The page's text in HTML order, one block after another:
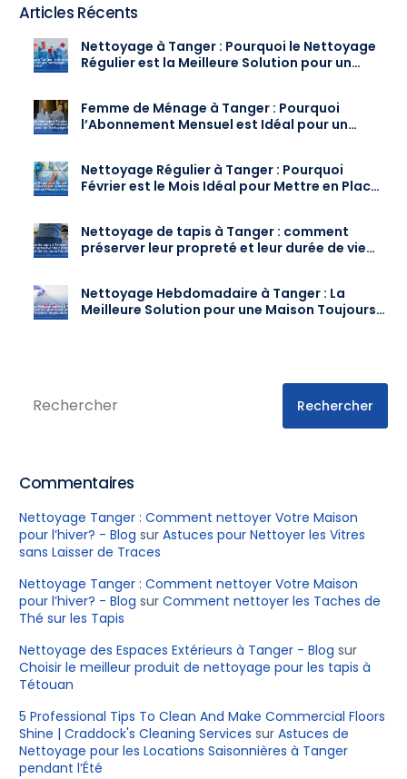
Articles Récents
Nettoyage à Tanger : Pourquoi le Nettoyage
Régulier est la Meilleure Solution pour un
Femme de Ménage à Tanger : Pourquoi
l’Abonnement Mensuel est Idéal pour un
Nettoyage Régulier à Tanger : Pourquoi
Février est le Mois Idéal pour Mettre en Place
Nettoyage de tapis à Tanger : comment
préserver leur propreté et leur durée de vie
Nettoyage Hebdomadaire à Tanger : La
Meilleure Solution pour une Maison Toujours
Rechercher
Commentaires
Nettoyage Tanger : Comment nettoyer Votre Maison
pour l’hiver? - Blog surAstuces pour Nettoyer les Vitres
sans Laisser de Traces
Nettoyage Tanger : Comment nettoyer Votre Maison
pour l’hiver? - Blog surComment nettoyer les Taches de
Thé sur les Tapis
Nettoyage des Espaces Extérieurs à Tanger - Blog sur
Choisir le meilleur produit de nettoyage pour les tapis à
Tétouan
5 Professional Tips To Clean And Make Commercial Floors
Shine | Craddock's Cleaning Services surAstuces de
Nettoyage pour les Locations Saisonnières à Tanger
pendant l’Été